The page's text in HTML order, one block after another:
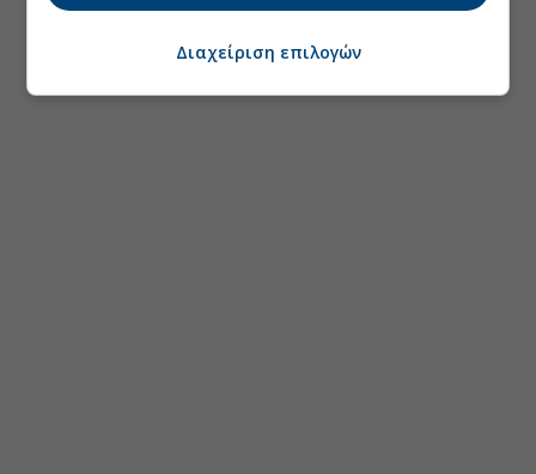
Διαχείριση επιλογών